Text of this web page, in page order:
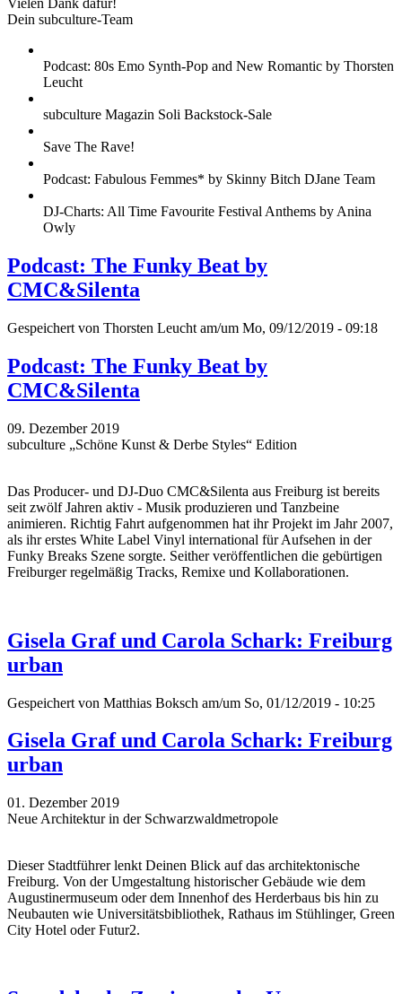
Vielen Dank dafür!
Dein subculture-Team
Podcast: 80s Emo Synth-Pop and New Romantic by Thorsten
Leucht
subculture Magazin Soli Backstock-Sale
Save The Rave!
Podcast: Fabulous Femmes* by Skinny Bitch DJane Team
DJ-Charts: All Time Favourite Festival Anthems by Anina
Owly
Podcast: The Funky Beat by
CMC&Silenta
Gespeichert von Thorsten Leucht am/um Mo, 09/12/2019 - 09:18
Podcast: The Funky Beat by
CMC&Silenta
09. Dezember 2019
subculture „Schöne Kunst & Derbe Styles“ Edition
Das Producer- und DJ-Duo CMC&Silenta aus Freiburg ist bereits
seit zwölf Jahren aktiv - Musik produzieren und Tanzbeine
animieren. Richtig Fahrt aufgenommen hat ihr Projekt im Jahr 2007,
als ihr erstes White Label Vinyl international für Aufsehen in der
Funky Breaks Szene sorgte. Seither veröffentlichen die gebürtigen
Freiburger regelmäßig Tracks, Remixe und Kollaborationen.
Gisela Graf und Carola Schark: Freiburg
urban
Gespeichert von Matthias Boksch am/um So, 01/12/2019 - 10:25
Gisela Graf und Carola Schark: Freiburg
urban
01. Dezember 2019
Neue Architektur in der Schwarzwaldmetropole
Dieser Stadtführer lenkt Deinen Blick auf das architektonische
Freiburg. Von der Umgestaltung historischer Gebäude wie dem
Augustinermuseum oder dem Innenhof des Herderbaus bis hin zu
Neubauten wie Universitätsbibliothek, Rathaus im Stühlinger, Green
City Hotel oder Futur2.